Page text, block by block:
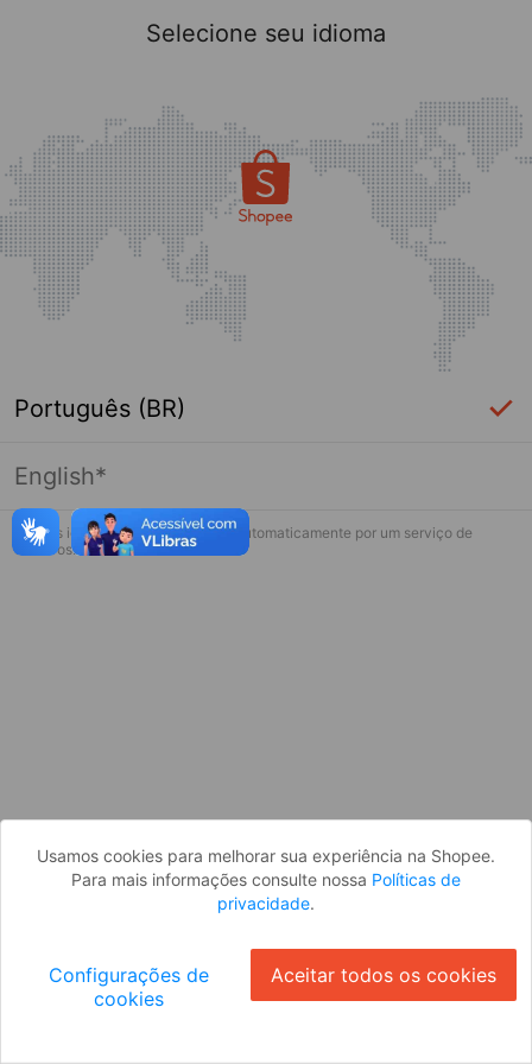
Página indisponível
Desculpe, algo deu errado. Faça login
Selecione seu idioma
Português (BR)
English*
* Esses idiomas serão traduzidos automaticamente por um serviço de
terceiros.
Usamos cookies para melhorar sua experiência na Shopee.
Para mais informações consulte nossa Políticas de
privacidade.
Configurações de
cookies
Aceitar todos os cookies